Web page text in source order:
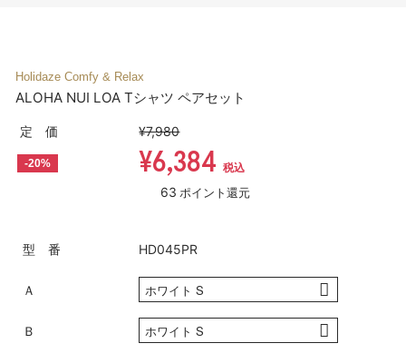
Holidaze Comfy & Relax
ALOHA NUI LOA Tシャツ ペアセット
定 価 ¥7,980
-20% ¥6,384 税込
63 ポイント還元
型 番 HD045PR
Ａ
Ｂ